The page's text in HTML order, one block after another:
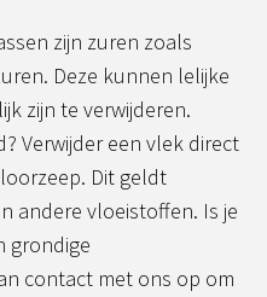
zijn zuren zoals
Deze kunnen lelijke
zijn te verwijderen.
Verwijder een vlek direct
Dit geldt
andere vloeistoffen. Is je
grondige
contact met ons op om